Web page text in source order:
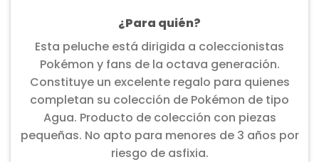
¿Para quién?
Esta peluche está dirigida a coleccionistas
Pokémon y fans de la octava generación.
Constituye un excelente regalo para quienes
completan su colección de Pokémon de tipo
Agua. Producto de colección con piezas
pequeñas. No apto para menores de 3 años por
riesgo de asfixia.